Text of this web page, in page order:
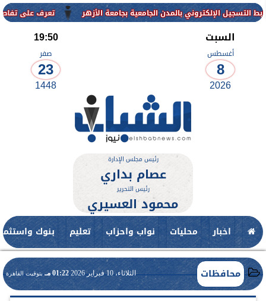
تعرف على تفاصيل وشروط بالمدن الجامعية بجامعة الأزهر
السبت
أغسطس
8
2026
19:50
صفر
23
1448
رئيس مجلس الإدارة
عصام بداري
رئيس التحرير
محمود العسيري
اخبار محليات نواب واحزاب تعليم بنوك
محافظات الثلاثاء، 10 فبراير 2026 01:22 مـ بتوقيت القاهرة